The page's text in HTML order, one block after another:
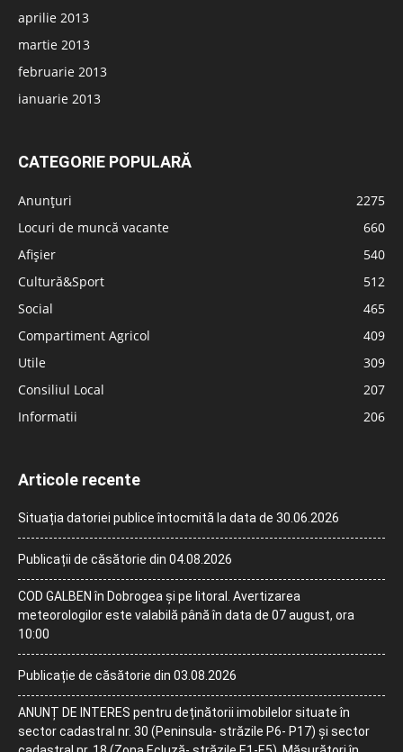
aprilie 2013
martie 2013
februarie 2013
ianuarie 2013
CATEGORIE POPULARĂ
Anunțuri
2275
Locuri de muncă vacante
660
Afișier
540
Cultură&Sport
512
Social
465
Compartiment Agricol
409
Utile
309
Consiliul Local
207
Informatii
206
Articole recente
Situația datoriei publice întocmită la data de 30.06.2026
Publicații de căsătorie din 04.08.2026
COD GALBEN în Dobrogea și pe litoral. Avertizarea
meteorologilor este valabilă până în data de 07 august, ora
10:00
Publicație de căsătorie din 03.08.2026
ANUNȚ DE INTERES pentru deținătorii imobilelor situate în
sector cadastral nr. 30 (Peninsula- străzile P6- P17) și sector